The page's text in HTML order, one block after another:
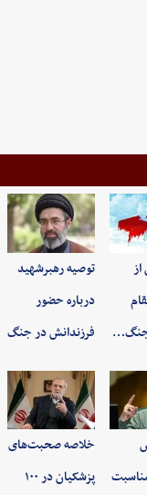
جنگ…
توصیه رهبرشهید
درباره حضور
فرزندانش در جنگ
خلاصه صحبت‌های
پزشکیان در ۱۰۰